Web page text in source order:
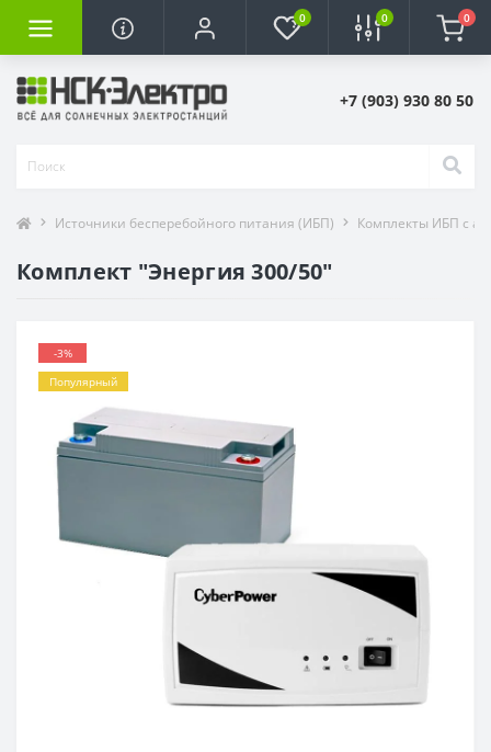
0 0 0
+7 (903) 930 80 50
Источники бесперебойного питания (ИБП) Комплекты ИБП с
Комплект "Энергия 300/50"
-3%
Популярный